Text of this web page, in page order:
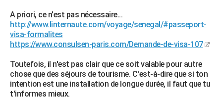
S'inscrire
Se connecter
Lycées
Collèges
Primaires
Universités
Entreprises
Service militaire
Avis de recherche
AVIS DE DÉCÈS
FORUM
Bricolage
Lifestyle
Culture
Sport
Auto
Television
Voyage
Cinema
A priori, ce n'est pas nécessaire...
http://www.linternaute.com/voyage/senegal/#passeport-
visa-formalites
https://www.consulsen-paris.com/Demande-de-visa-107
Toutefois, il n'est pas clair que ce soit valable pour autre
chose que des séjours de tourisme. C'est-à-dire que si ton
intention est une installation de longue durée, il faut que tu
t'informes mieux.